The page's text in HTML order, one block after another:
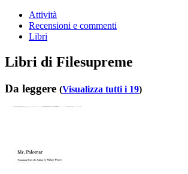
Attività
Recensioni e commenti
Libri
Libri di Filesupreme
Da leggere (Visualizza tutti i 19)